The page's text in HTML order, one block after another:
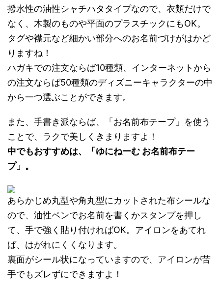
撥水性の油性シャチハタタイプなので、衣類だけで
なく、木製のものや平面のプラスチックにもOK。
タグや襟元など細かい部分へのお名前づけがはかど
りますね！
ハガキでの注文ならば10種類、インターネットから
の注文ならば50種類のディズニーキャラクターの中
から一つ選ぶことができます。
また、手書き派ならば、「お名前布テープ」を使う
ことで、ラクで美しくきまりますよ！
中でもおすすめは、「ゆにねーむ お名前布テー
プ」。
あらかじめ丸型や角丸型にカットされた布シールな
ので、油性ペンでお名前を書くかスタンプを押し
て、手で強く貼り付ければOK。アイロンをあてれ
ば、はがれにくくなります。
裏面がシール状になっていますので、アイロンが苦
手でもズレずにできますよ！